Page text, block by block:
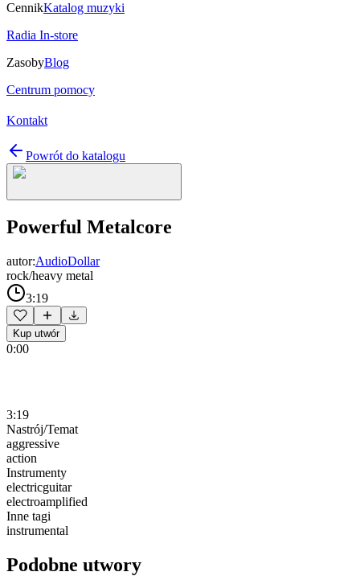
CennikKatalog muzyki
Radia In-store
ZasobyBlog
Centrum pomocy
Kontakt
Powrót do katalogu
Powerful Metalcore
autor:AudioDollar
rock/heavy metal
3:19
Kup utwór
0:00
3:19
Nastrój/Temat
aggressive
action
Instrumenty
electricguitar
electroamplified
Inne tagi
instrumental
Podobne utwory